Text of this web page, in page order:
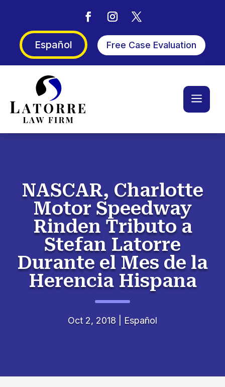
Español Free Case Evaluation
a
NASCAR, Charlotte
Motor Speedway
Rinden Tributo a
Stefan Latorre
Durante el Mes de la
Herencia Hispana
Oct 2, 2018 Español